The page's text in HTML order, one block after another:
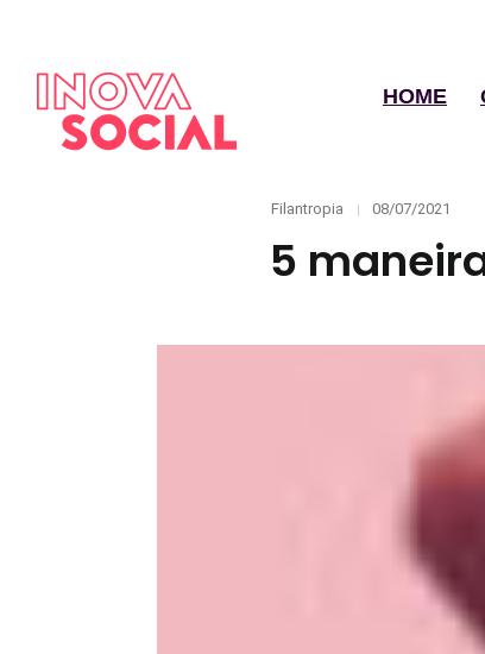
HOME
Categories
Filantropia
Posted
08/07/2021
5